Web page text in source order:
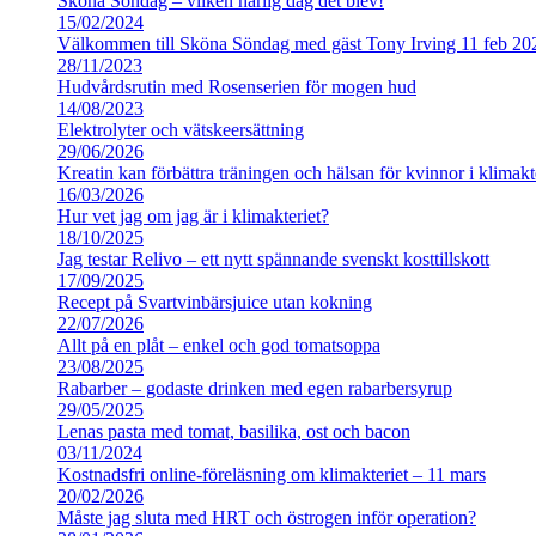
15/02/2024
Välkommen till Sköna Söndag med gäst Tony Irving 11 feb
28/11/2023
Hudvårdsrutin med Rosenserien för mogen hud
14/08/2023
Elektrolyter och vätskeersättning
29/06/2026
Kreatin kan förbättra träningen och hälsan för kvinnor i
16/03/2026
Hur vet jag om jag är i klimakteriet?
18/10/2025
Jag testar Relivo – ett nytt spännande svenskt kosttillskott
17/09/2025
Recept på Svartvinbärsjuice utan kokning
22/07/2026
Allt på en plåt – enkel och god tomatsoppa
23/08/2025
Rabarber – godaste drinken med egen rabarbersyrup
29/05/2025
Lenas pasta med tomat, basilika, ost och bacon
03/11/2024
Kostnadsfri online-föreläsning om klimakteriet – 11 mars
20/02/2026
Måste jag sluta med HRT och östrogen inför operation?